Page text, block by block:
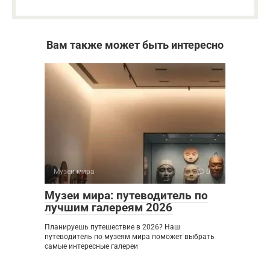
Вам также может быть интересно
Музеи мира 0
Музеи мира: путеводитель по
лучшим галереям 2026
Планируешь путешествие в 2026? Наш
путеводитель по музеям мира поможет выбрать
самые интересные галереи